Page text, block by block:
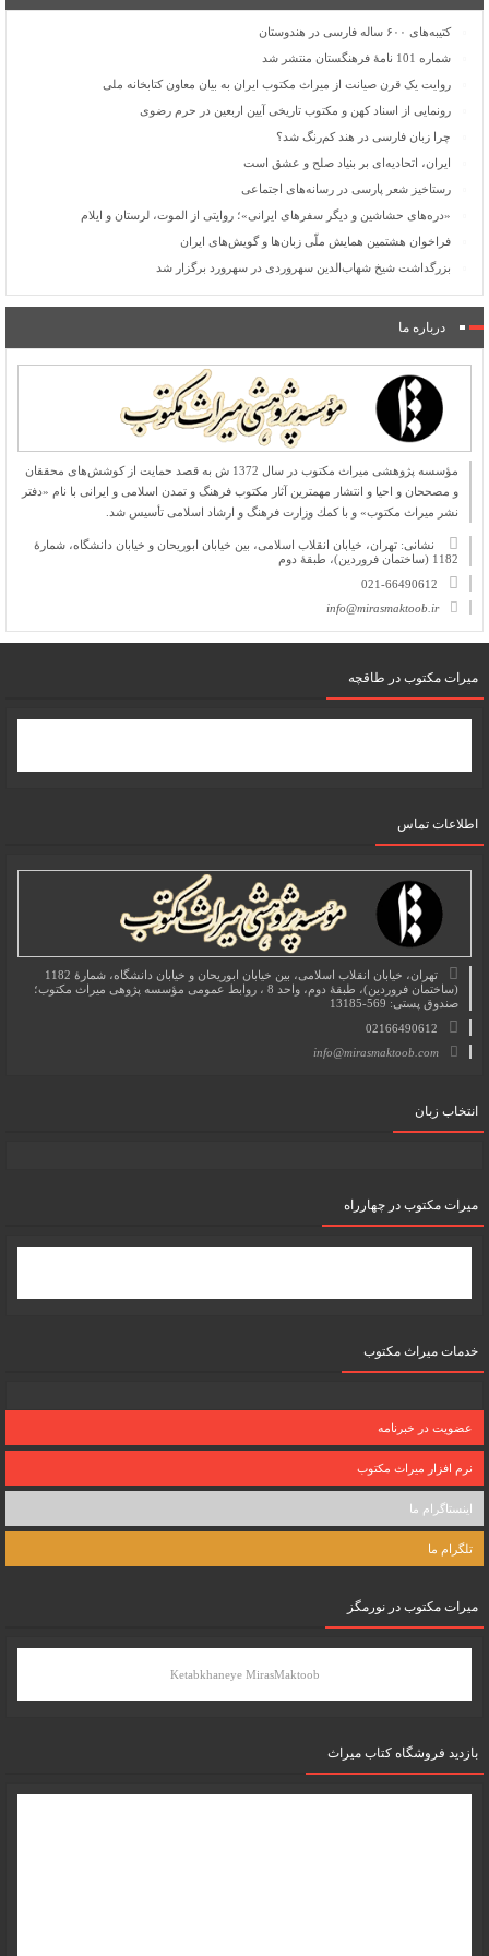
کتیبه‌های ۶۰۰ ساله فارسی در هندوستان
شماره 101 نامۀ فرهنگستان منتشر شد
روایت یک قرن صیانت از میراث مکتوب ایران به بیان معاون کتابخانه ملی
رونمایی از اسناد کهن و مکتوب تاریخی آیین اربعین در حرم رضوی
چرا زبان فارسی در هند کم‌رنگ شد؟
ایران، اتحادیه‌ای بر بنیاد صلح و عشق است
رستاخیز شعر پارسی در رسانه‌های اجتماعی
«دره‌های حشاشین و دیگر سفرهای ایرانی»؛ روایتی از الموت، لرستان و ایلام
فراخوان هشتمین همایش ملّی زبان‌ها و گویش‌های ایران
بزرگداشت شیخ شهاب‌الدین سهروردی در سهرورد برگزار شد
درباره ما
مؤسسه پژوهشی میراث مكتوب در سال 1372 ش به قصد حمایت از كوشش‌های محققان
و مصححان و احیا و انتشار مهمترین آثار مكتوب فرهنگ و تمدن اسلامی و ایرانی با نام «دفتر
نشر میراث مكتوب» و با كمك وزارت فرهنگ و ارشاد اسلامی تأسیس شد.
نشانی: تهران، خیابان انقلاب اسلامی، بین خیابان ابوریحان و خیابان دانشگاه، شمارۀ
1182 (ساختمان فروردین)، طبقۀ دوم
021-66490612
info@mirasmaktoob.ir
میرات مکتوب در طاقچه
اطلاعات تماس
تهران، خیابان انقلاب اسلامی، بین خیابان ابوریحان و خیابان دانشگاه، شمارۀ 1182
(ساختمان فروردین)، طبقۀ دوم، واحد 8 ، روابط عمومی مؤسسه پژوهی میراث مکتوب؛
صندوق پستی: 569-13185
02166490612
info@mirasmaktoob.com
انتخاب زبان
میرات مکتوب در چهارراه
خدمات میراث مکتوب
عضویت در خبرنامه
نرم افزار میراث مکتوب
اینستاگرام ما
تلگرام ما
میرات مکتوب در نورمگز
Ketabkhaneye MirasMaktoob
بازدید فروشگاه کتاب میراث